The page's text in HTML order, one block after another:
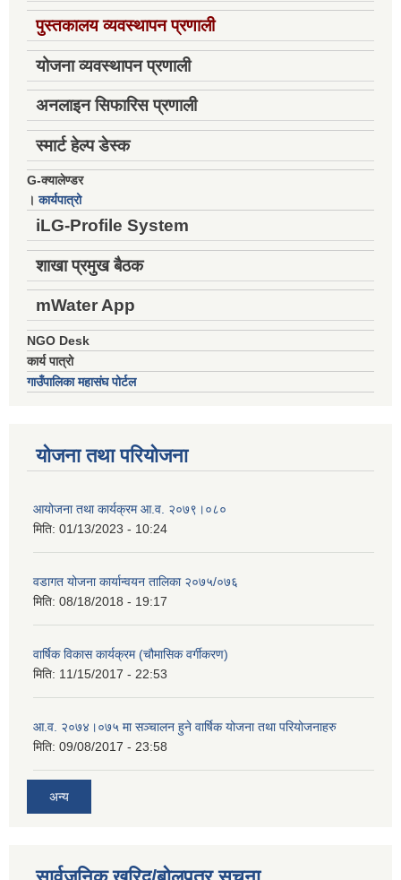
पुस्तकालय व्यवस्थापन प्रणाली
योजना व्यवस्थापन प्रणाली
अनलाइन सिफारिस प्रणाली
स्मार्ट हेल्प डेस्क
G-क्यालेण्डर
।कार्यपात्रो
iLG-Profile System
शाखा प्रमुख बैठक
mWater App
NGO Desk
कार्य पात्रो
गाउँपालिका महासंघ पोर्टल
योजना तथा परियोजना
आयोजना तथा कार्यक्रम आ.व. २०७९।०८०
मिति: 01/13/2023 - 10:24
वडागत योजना कार्यान्वयन तालिका २०७५/०७६
मिति: 08/18/2018 - 19:17
वार्षिक विकास कार्यक्रम (चौमासिक वर्गीकरण)
मिति: 11/15/2017 - 22:53
आ.व. २०७४।०७५ मा सञ्चालन हुने वार्षिक योजना तथा परियोजनाहरु
मिति: 09/08/2017 - 23:58
अन्य